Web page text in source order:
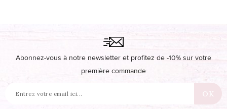
Abonnez-vous à notre newsletter et profitez de -10% sur votre
première commande